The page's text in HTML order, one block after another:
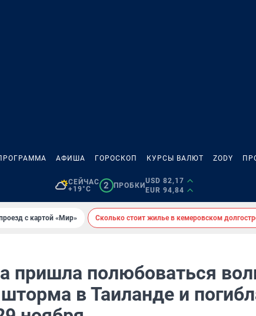
АФИША ГОРОСКОП КУРСЫ ВАЛЮТ ZODY
СЕЙЧАС
+19°C
2 ПРОБКИ
USD 82,17
EUR 94,84
с картой «Мир» Сколько стоит жилье в кемеровском
пришла полюбоваться
в Таиланде и